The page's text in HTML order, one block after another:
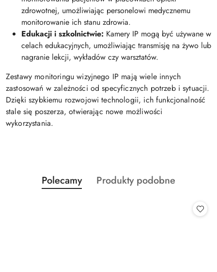
zdrowotnej, umożliwiając personelowi medycznemu
monitorowanie ich stanu zdrowia.
Edukacji i szkolnictwie: Kamery IP mogą być używane w
celach edukacyjnych, umożliwiając transmisję na żywo lub
nagranie lekcji, wykładów czy warsztatów.
Zestawy monitoringu wizyjnego IP mają wiele innych
zastosowań w zależności od specyficznych potrzeb i sytuacji.
Dzięki szybkiemu rozwojowi technologii, ich funkcjonalność
stale się poszerza, otwierając nowe możliwości
wykorzystania.
Pomiń karuzelę produktów
Produkty
o
Polecamy
Produkty
Produkty podobne